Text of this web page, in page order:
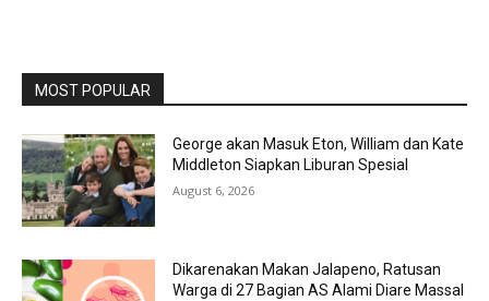
MOST POPULAR
George akan Masuk Eton, William dan Kate
Middleton Siapkan Liburan Spesial
August 6, 2026
Dikarenakan Makan Jalapeno, Ratusan
Warga di 27 Bagian AS Alami Diare Massal